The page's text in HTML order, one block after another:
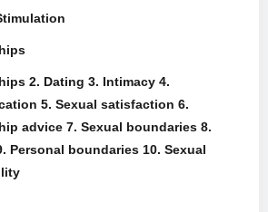
2. Dating 3. Intimacy 4.
5. Sexual satisfaction 6.
advice 7. Sexual boundaries 8.
Personal boundaries 10. Sexual